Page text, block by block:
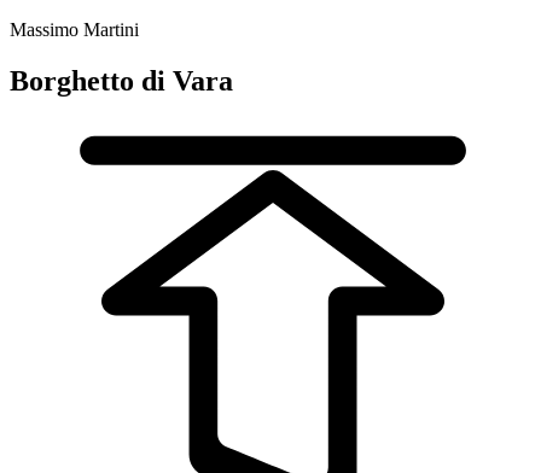
Massimo Martini
Borghetto di Vara